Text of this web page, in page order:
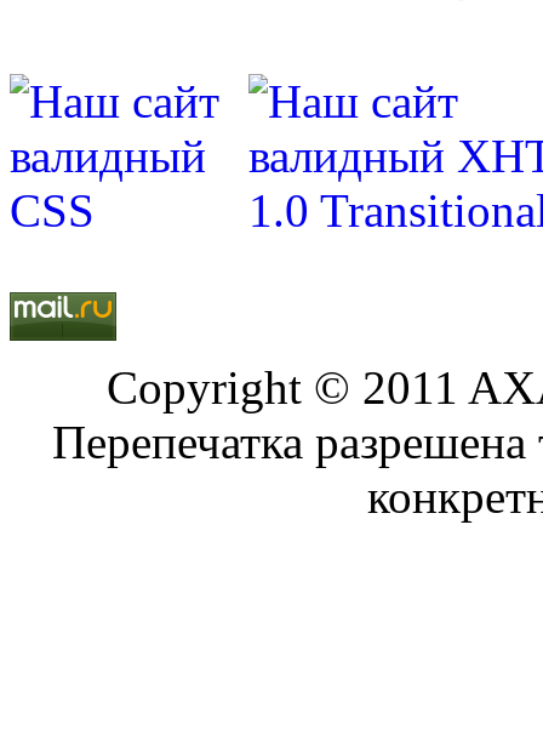
Copyright © 2011
Перепечатка